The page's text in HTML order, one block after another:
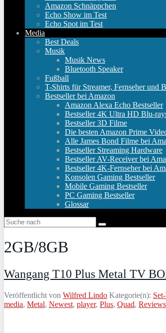
Amazon Schnäppchen
Echo Show im Test
Echo Spot im Test
Media
Best Deals
Musik
Musik News
Bluetooth Speaker
Fußball
T-Shirts für Streamer, Fernseher und
Bestseller bei Amazon
Amazon Alexa Echo Bestseller
Bestseller 4K Ultra HD Blu-
Bestseller 3D Filme
Die besten Amazon Prime
Alle James Bond Filme bei
Bestseller Streaming Hardware
Bestseller AV-Receiver bei
Bestseller 4K-Fernseher bei
Konsolen Gaming Bestseller
Mobile Gaming Bestseller
PC Gaming Bestseller
Glossar
2GB/8GB
Wangang T10 Plus Metal TV
Veröffentlicht von Wilfred Lindo Kategorie(n):
media, Metal, Newest, player, Plus, Quad, Reviews